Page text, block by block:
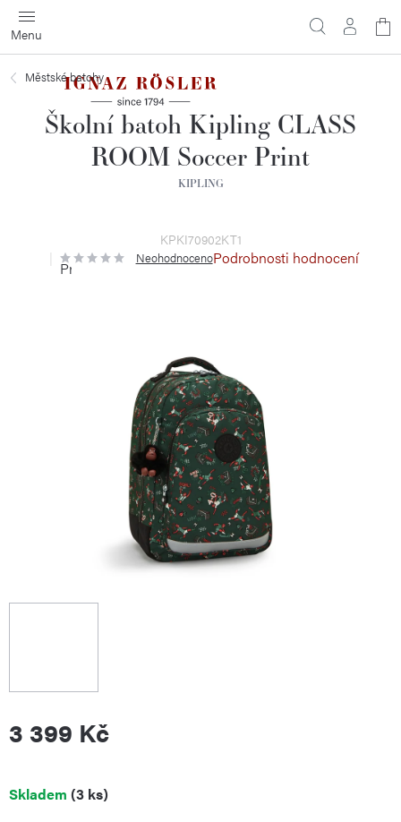
Přejít
na
obsah
Městské batohy
Školní batoh Kipling CLASS
ROOM Soccer Print
KIPLING
KPKI70902KT1
Průměrné
hodnocení
NeohodnocenoPodrobnosti hodnocení
3 399 Kč
Měrná
Skladem (3 ks)